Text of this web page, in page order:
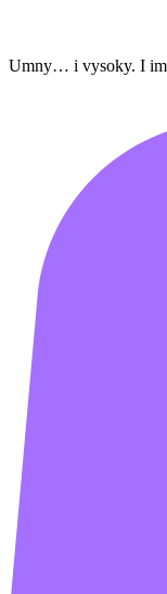
Umny… i vysoky. I